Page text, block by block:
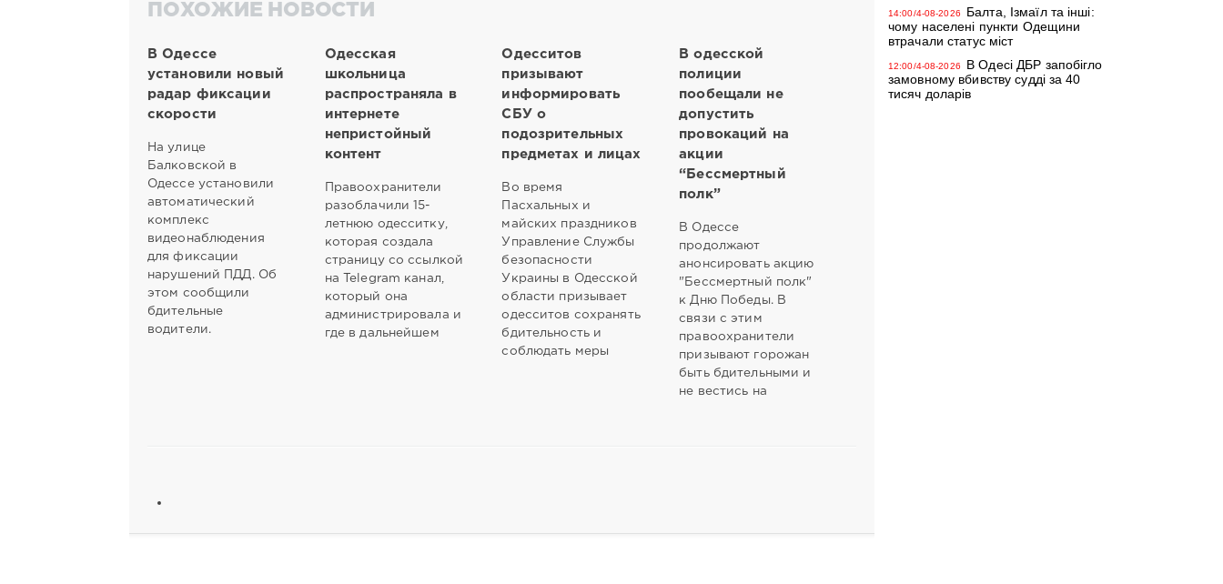
ПОХОЖИЕ НОВОСТИ
В Одессе
установили новый
радар фиксации
скорости
На улице
Балковской в
Одессе установили
автоматический
комплекс
видеонаблюдения
для фиксации
нарушений ПДД. Об
этом сообщили
бдительные
водители.
Одесская
школьница
распространяла в
интернете
непристойный
контент
Правоохранители
разоблачили 15-
летнюю одесситку,
которая создала
страницу со ссылкой
на Telegram канал,
который она
администрировала и
где в дальнейшем
Одесситов
призывают
информировать
СБУ о
подозрительных
предметах и лицах
Во время
Пасхальных и
майских праздников
Управление Службы
безопасности
Украины в Одесской
области призывает
одесситов сохранять
бдительность и
соблюдать меры
В одесской
полиции
пообещали не
допустить
провокаций на
акции
“Бессмертный
полк”
В Одессе
продолжают
анонсировать акцию
"Бессмертный полк"
к Дню Победы. В
связи с этим
правоохранители
призывают горожан
быть бдительными и
не вестись на
14:00/4-08-2026
Балта, Ізмаїл та інші:
чому населені пункти Одещини
втрачали статус міст
12:00/4-08-2026
В Одесі ДБР запобігло
замовному вбивству судді за 40
тисяч доларів